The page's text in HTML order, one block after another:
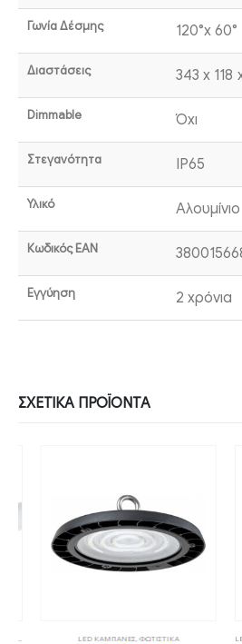
Γωνία Δέσμης 120°x 60°
Διαστάσεις 343 x 118
Dimmable Όχι
Στεγανότητα IP65
Υλικό Αλουμίνιο
Κωδικός EAN
Εγγύηση 2 χρόνια
ΣΧΕΤΙΚΆ ΠΡΟΪΌΝΤΑ
LED ΚΑΜΠΑΝΕΣ,ΦΩΤΙΣΤΙΚΑ LED